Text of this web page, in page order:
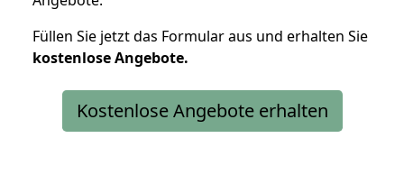
Füllen Sie jetzt das Formular aus und erhalten Sie
kostenloseAngebote.
Kostenlose Angebote erhalten